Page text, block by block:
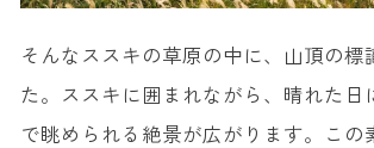
そんなススキの草原の中に、山頂の標
た。ススキに囲まれながら、晴れた日
で眺められる絶景が広がります。この